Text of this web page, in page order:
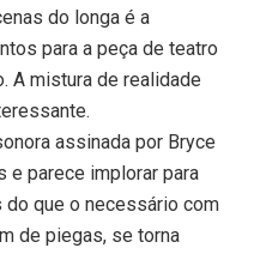
do longa é a
para a peça de teatro
A mistura de realidade
assinada por Bryce
e parece implorar para
que o necessário com
de piegas, se torna